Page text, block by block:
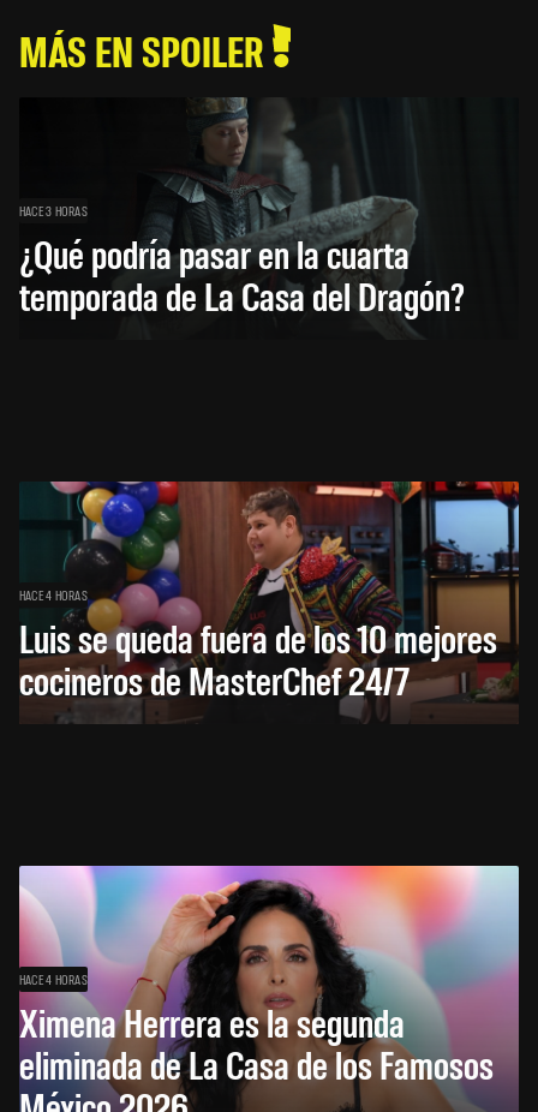
MÁS EN SPOILER
HACE 3 HORAS
¿Qué podría pasar en la cuarta
temporada de La Casa del Dragón?
HACE 4 HORAS
Luis se queda fuera de los 10 mejores
cocineros de MasterChef 24/7
HACE 4 HORAS
Ximena Herrera es la segunda
eliminada de La Casa de los Famosos